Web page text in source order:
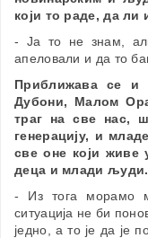
који то раде, да ли
- Ја то не знам,
апеловали и да то
Приближава се и
Дубони, Малом
траг на све нас,
генерацију, и
све оне који живе
деца и млади људи.
- Из тога морамо
ситуација не би
једно, а то је да је